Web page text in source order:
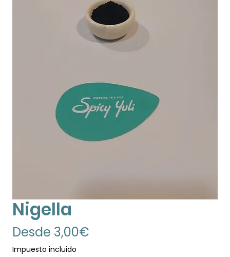
Nigella
Desde 3,00€Precio
Impuesto incluido